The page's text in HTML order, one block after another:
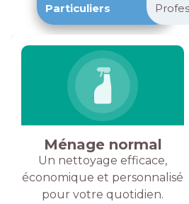
Particuliers
Ménage normal
Un nettoyage efficace,
économique et personnalisé
pour votre quotidien.